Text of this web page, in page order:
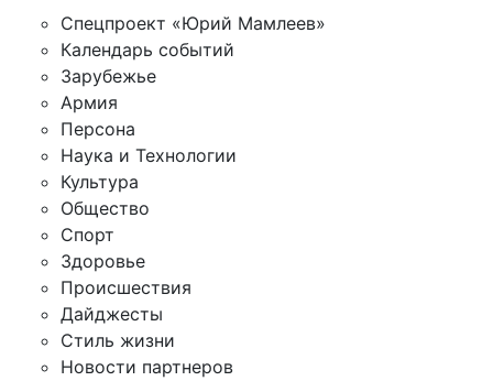
Спецпроект «Юрий Мамлеев»
Календарь событий
Зарубежье
Армия
Персона
Наука и Технологии
Культура
Общество
Спорт
Здоровье
Происшествия
Дайджесты
Стиль жизни
Новости партнеров